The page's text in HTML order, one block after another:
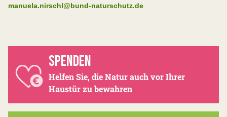
manuela.nirschl@bund-naturschutz.de
SPENDEN
Helfen Sie, die Natur auch vor Ihrer
Haustür zu bewahren